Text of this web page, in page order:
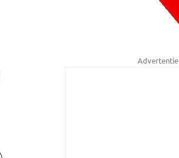
Advertentie